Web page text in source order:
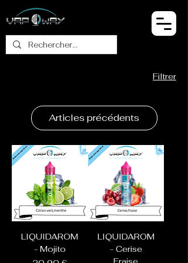
Filtrer
Articles précédents
LIQUIDAROM
- Mojito
LIQUIDAROM
- Cerise